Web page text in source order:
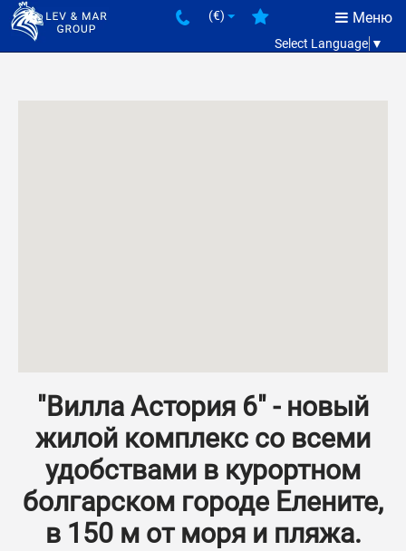
Меню
(€)
Select Language ▼
"Вилла Астория 6" - новый
жилой комплекс со всеми
удобствами в курортном
болгарском городе Елените,
в 150 м от моря и пляжа.